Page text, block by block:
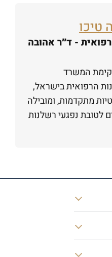
טיכו
- ד״ר אהובה
המשרד
הרפואית בישראל,
מתקדמות, ומובילה
לטובת נפגעי רשלנות